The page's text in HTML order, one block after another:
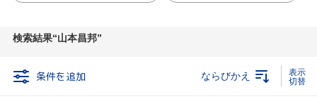
検索結果 山本昌邦
条件を追加 ならびかえ